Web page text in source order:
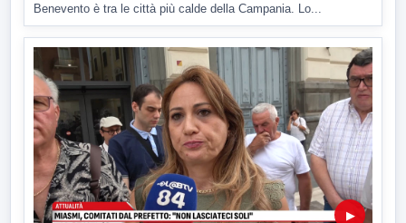
Benevento è tra le città più calde della Campania. Lo...
▶